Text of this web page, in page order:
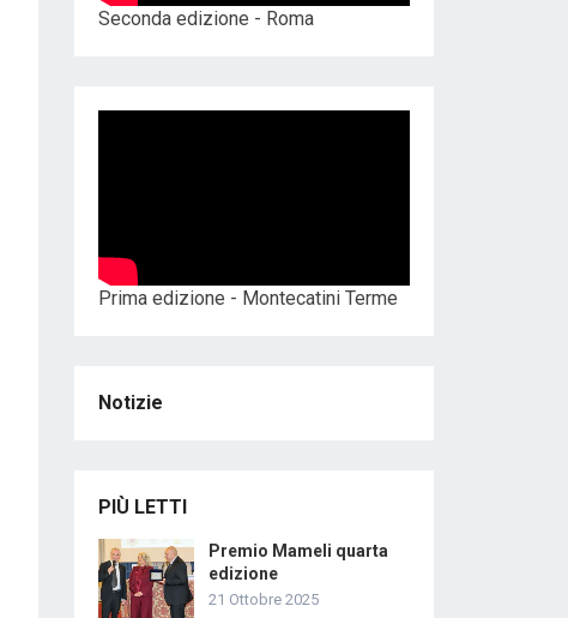
Seconda edizione - Roma
Prima edizione - Montecatini Terme
Notizie
PIÙ LETTI
Premio Mameli quarta
edizione
21 Ottobre 2025